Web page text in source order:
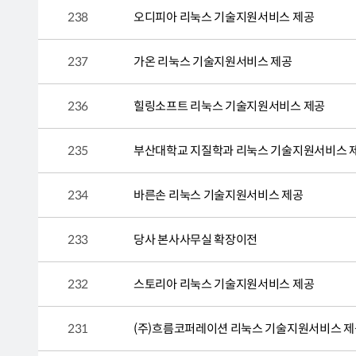
238 오디피아 리눅스 기술지원서비스 제공
237 가온 리눅스 기술지원서비스 제공
236 힐링소프트 리눅스 기술지원서비스 제공
235 부산대학교 지질학과 리눅스 기술지원서비스
234 바른손 리눅스 기술지원서비스 제공
233 당사 본사사무실 확장이전
232 스토리아 리눅스 기술지원서비스 제공
231 (주)흐름코퍼레이션 리눅스 기술지원서비스